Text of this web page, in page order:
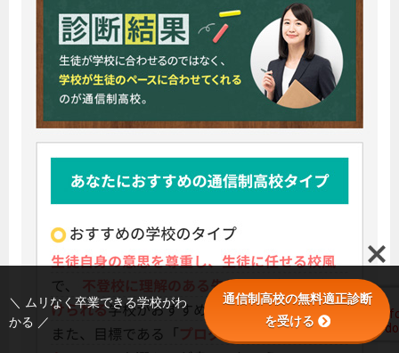
＼ ムリなく卒業できる学校がわ
かる ／
通信制高校の無料適正診断
を受ける